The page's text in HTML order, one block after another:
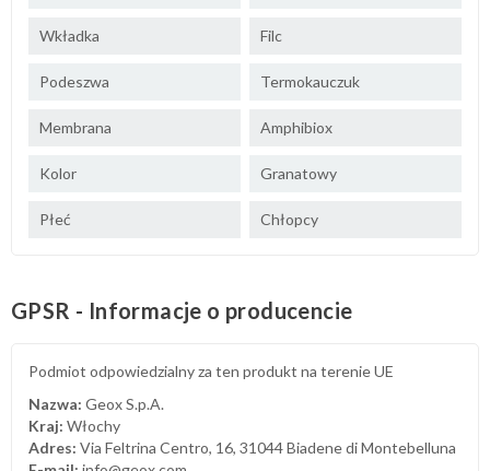
Wkładka Filc
Podeszwa Termokauczuk
Membrana Amphibiox
Kolor Granatowy
Płeć Chłopcy
GPSR - Informacje o producencie
Podmiot odpowiedzialny za ten produkt na terenie UE
Nazwa: Geox S.p.A.
Kraj: Włochy
Adres: Via Feltrina Centro, 16, 31044 Biadene di Montebelluna